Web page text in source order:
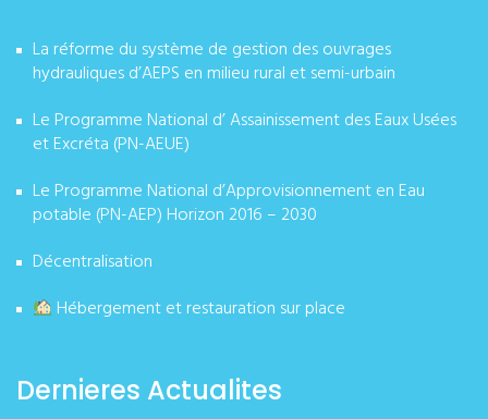
La réforme du système de gestion des ouvrages
hydrauliques d’AEPS en milieu rural et semi-urbain
Le Programme National d’ Assainissement des Eaux Usées
et Excréta (PN-AEUE)
Le Programme National d’Approvisionnement en Eau
potable (PN-AEP) Horizon 2016 – 2030
Décentralisation
Hébergement et restauration sur place
Dernieres Actualites